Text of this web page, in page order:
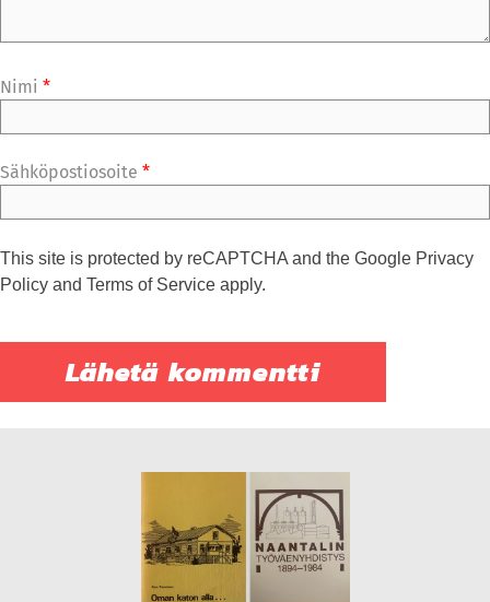
Nimi *
Sähköpostiosoite *
This site is protected by reCAPTCHA and the Google Privacy
Policy and Terms of Service apply.